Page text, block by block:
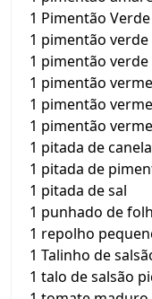
1 Pimentão Verde
1 pimentão
1 pimentão
1 pimentão
1 pimentão
1 pimentão
1 pitada de
1 pitada de
1 pitada de sal
1 punhado de
1 repolho
1 Talinho de
1 talo de salsão